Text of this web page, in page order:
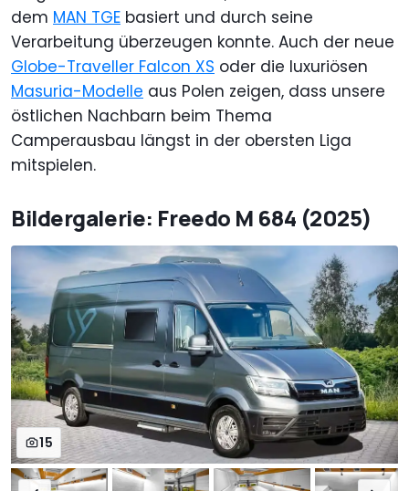
dem MAN TGE basiert und durch seine
Verarbeitung überzeugen konnte. Auch der neue
Globe-Traveller Falcon XS oder die luxuriösen
Masuria-Modelle aus Polen zeigen, dass unsere
östlichen Nachbarn beim Thema
Camperausbau längst in der obersten Liga
mitspielen.
Bildergalerie: Freedo M 684 (2025)
15